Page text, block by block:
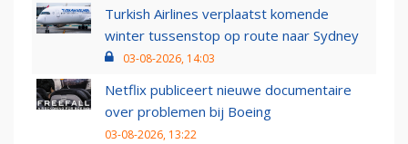
Turkish Airlines verplaatst komende
winter tussenstop op route naar Sydney
03-08-2026, 14:03
Netflix publiceert nieuwe documentaire
over problemen bij Boeing
03-08-2026, 13:22